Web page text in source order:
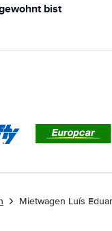
bist
Mietwagen Luís